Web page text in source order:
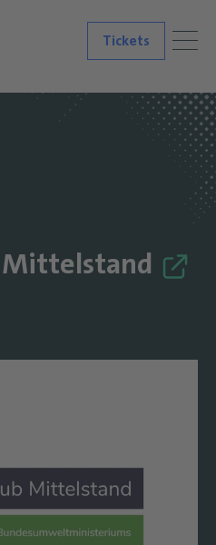
Tickets
Mittelstand